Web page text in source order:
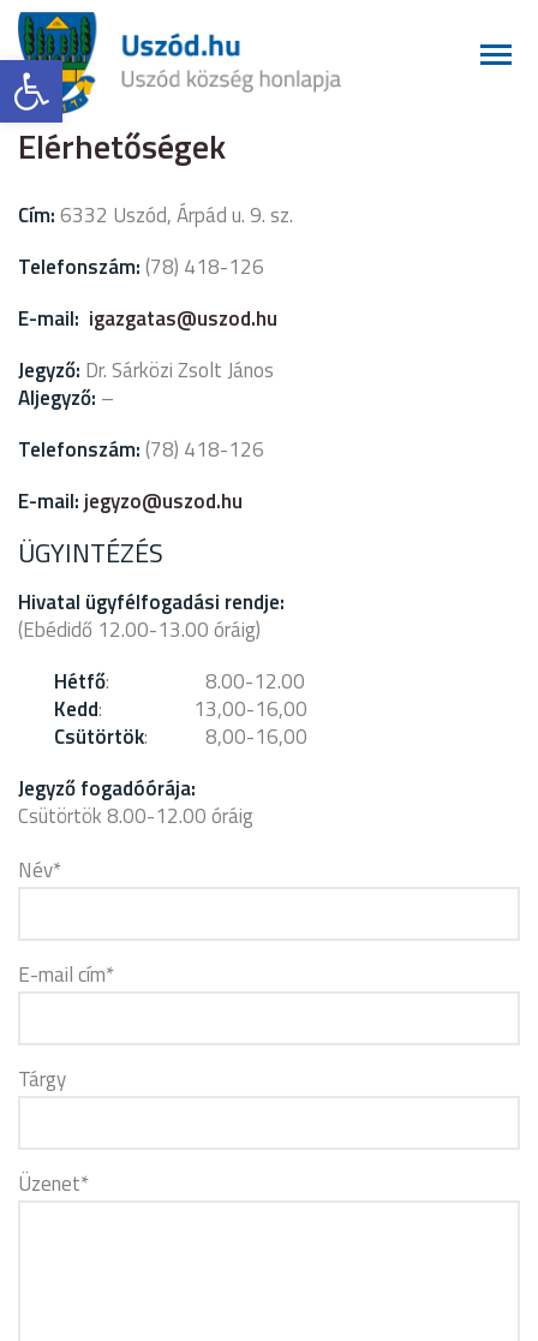
Eszköztár megnyitása
Elérhetőségek
Cím:6332 Uszód, Árpád u. 9. sz.
Telefonszám:(78) 418-126
E-mail: igazgatas@uszod.hu
Jegyző: Dr. Sárközi Zsolt János
Aljegyző: –
Telefonszám:(78) 418-126
E-mail:jegyzo@uszod.hu
ÜGYINTÉZÉS
Hivatal ügyfélfogadási rendje:
(Ebédidő 12.00-13.00 óráig)
Hétfő: 8.00-12.00
Kedd: 13,00-16,00
Csütörtök: 8,00-16,00
Jegyző fogadóórája:
Csütörtök 8.00-12.00 óráig
Név*
E-mail cím*
Tárgy
Üzenet*